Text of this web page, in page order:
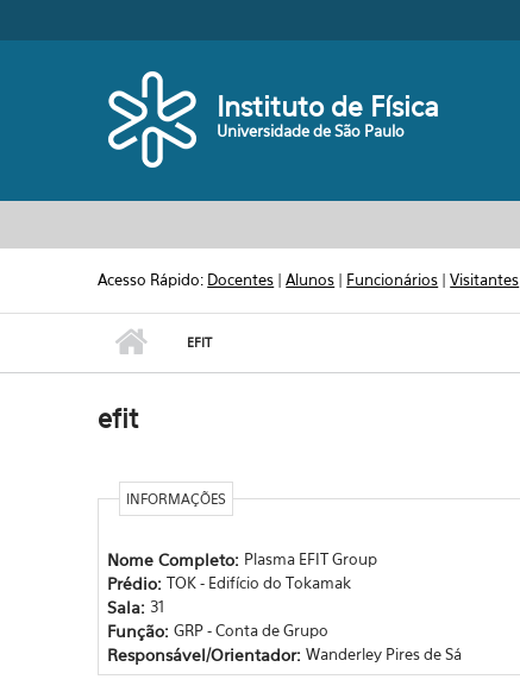
Instituto de Física
Universidade de São Paulo
Acesso Rápido: Docentes |Alunos | Funcionários |Visitantes
EFIT
efit
INFORMAÇÕES
Nome Completo: Plasma EFIT Group
Prédio: TOK - Edifício do Tokamak
Sala: 31
Função: GRP - Conta de Grupo
Responsável/Orientador: Wanderley Pires de Sá